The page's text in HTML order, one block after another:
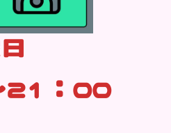
21：00